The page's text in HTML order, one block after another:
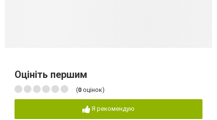
Оцініть першим
(0 оцінок)
Я рекомендую